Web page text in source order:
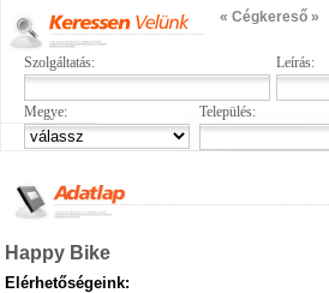
« Cégkereső »
Szolgáltatás: Leírás:
Megye: Település:
Happy Bike
Elérhetőségeink: